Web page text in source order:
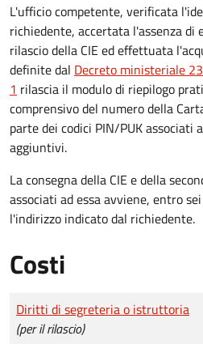
L'ufficio competente, verificata
richiedente, accertata l'assenza
rilascio della CIE ed effettuata
definite dal Decreto ministeriale
1 rilascia il modulo di riepilogo
comprensivo del numero della
parte dei codici PIN/PUK associati
aggiuntivi.
La consegna della CIE e della
associati ad essa avviene, entro
l'indirizzo indicato dal richiedente.
Costi
Tipo di pagamento
Importo
Diritti di segreteria o istruttoria
(per il rilascio)